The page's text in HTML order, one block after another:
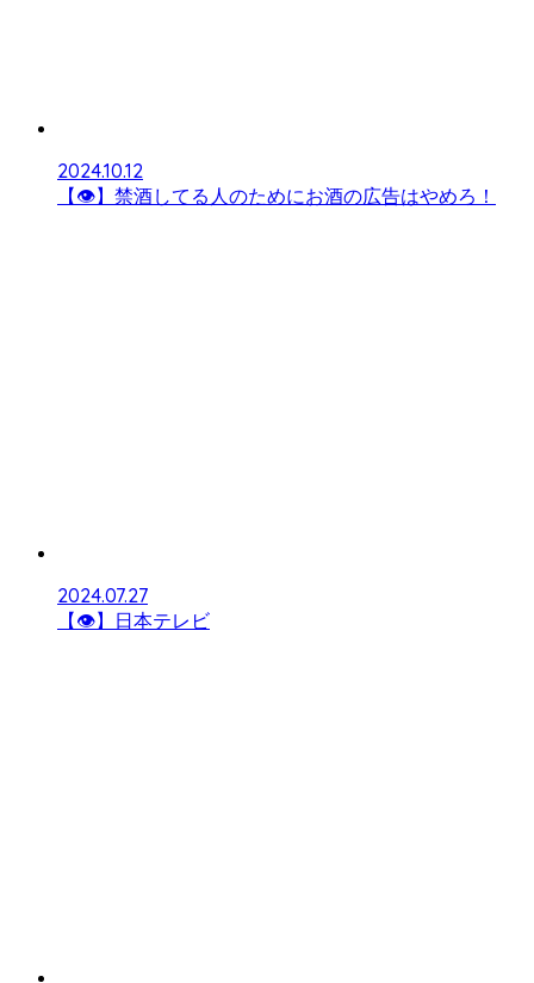
2024.10.12
【👁】禁酒してる人のためにお酒の広告はやめろ！
2024.07.27
【👁】日本テレビ